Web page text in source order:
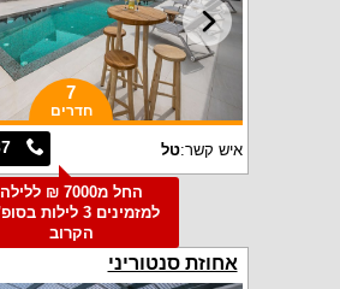
7
חדרים
איש קשר:טל
החל מ7000 ₪ ללילה
למזמינים 3 לילות
הקרוב
אחוזת סנטוריני